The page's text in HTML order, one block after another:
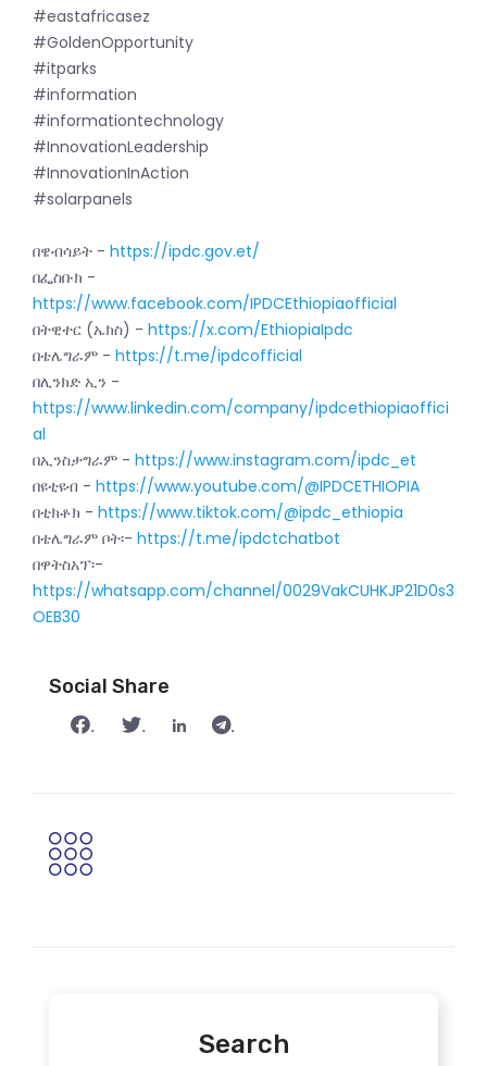
#eastafricasez
#GoldenOpportunity
#itparks
#information
#informationtechnology
#InnovationLeadership
#InnovationInAction
#solarpanels
በዌብሳይት - https://ipdc.gov.et/
በፌስቡክ -
https://www.facebook.com/IPDCEthiopiaofficial
በትዊተር (ኤክስ) - https://x.com/EthiopiaIpdc
በቴሌግራም - https://t.me/ipdcofficial
በሊንክድ ኢን -
https://www.linkedin.com/company/ipdcethiopiaoffici
al
በኢንስታግራም - https://www.instagram.com/ipdc_et
በዩቲዩብ - https://www.youtube.com/@IPDCETHIOPIA
በቲክቶክ - https://www.tiktok.com/@ipdc_ethiopia
በቴሌግራም ቦት፡- https://t.me/ipdctchatbot
በዋትስአፕ፡-
https://whatsapp.com/channel/0029VakCUHKJP21D0s3
OEB30
Social Share
.
Search